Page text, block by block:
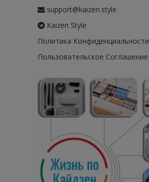
support@kaizen.style
Kaizen Style
Политика Конфиденциальности
Пользовательское Соглашение